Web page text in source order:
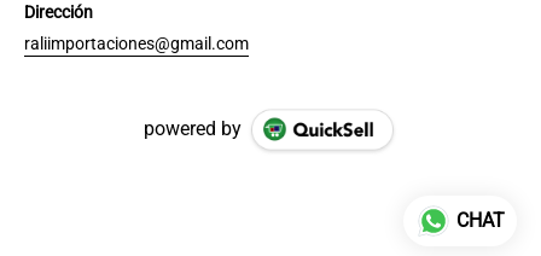
Dirección
raliimportaciones@gmail.com
powered by
CHAT